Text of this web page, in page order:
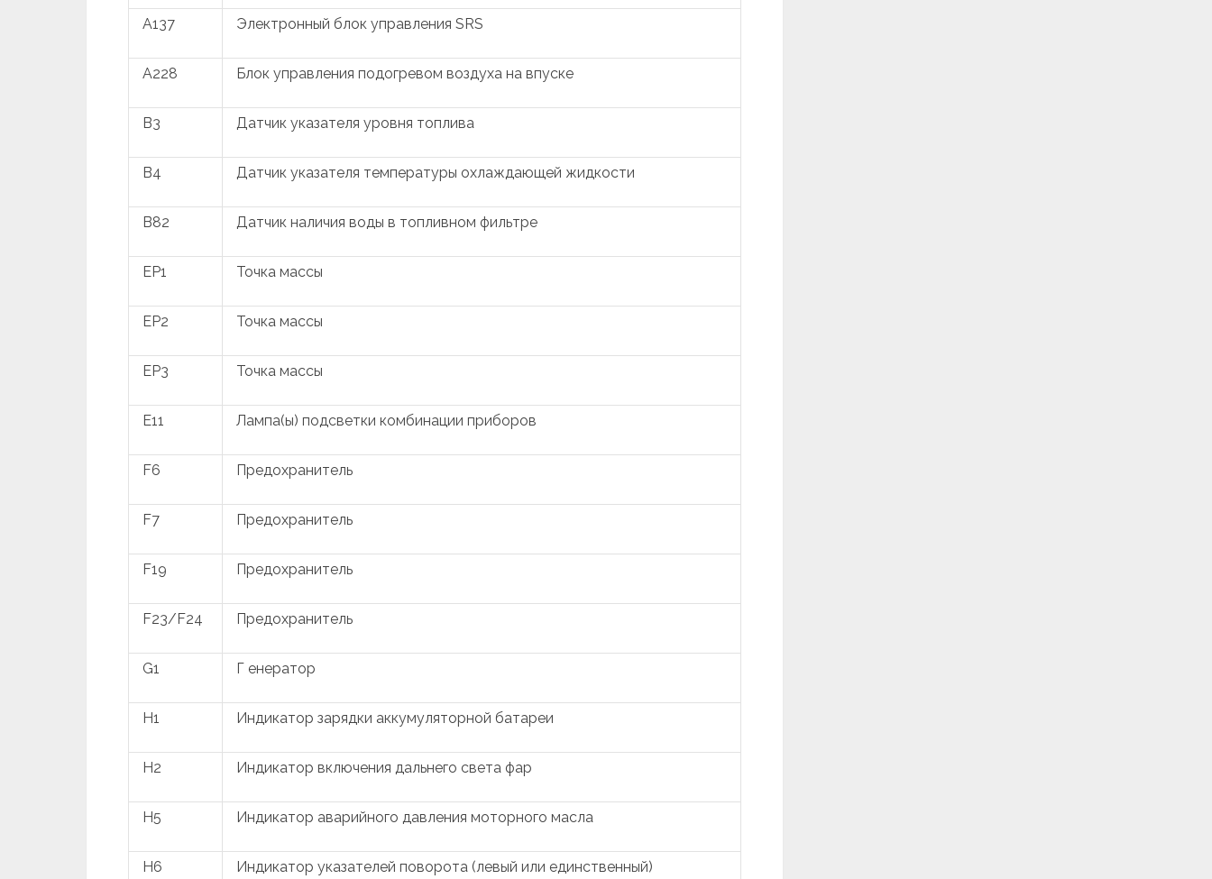
A137 Электронный блок управления SRS
A228 Блок управления подогревом воздуха на впуске
B3 Датчик указателя уровня топлива
B4 Датчик указателя температуры охлаждающей жидкости
B82 Датчик наличия воды в топливном фильтре
EP1 Точка массы
EP2 Точка массы
EP3 Точка массы
E11 Лампа(ы) подсветки комбинации приборов
F6 Предохранитель
F7 Предохранитель
F19 Предохранитель
F23/F24 Предохранитель
G1 Г енератор
H1 Индикатор зарядки аккумуляторной батареи
H2 Индикатор включения дальнего света фар
H5 Индикатор аварийного давления моторного масла
H6 Индикатор указателей поворота (левый или единственный)